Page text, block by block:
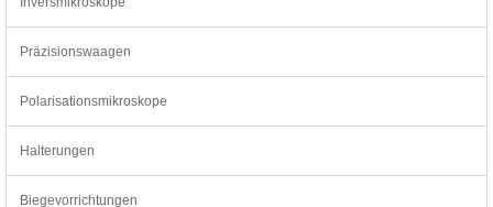
Präzisionswaagen
Polarisationsmikroskope
Halterungen
Biegevorrichtungen